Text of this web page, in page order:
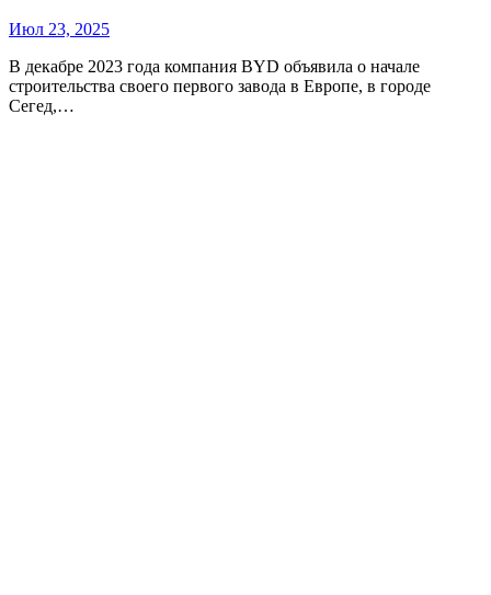
Июл 23, 2025
В декабре 2023 года компания BYD объявила о начале
строительства своего первого завода в Европе, в городе
Сегед,…